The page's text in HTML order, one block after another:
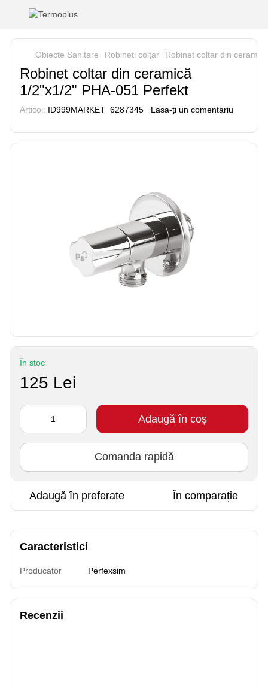
Obiecte Sanitare Robineti colțar Robinet coltar din
Robinet coltar din ceramică
1/2"x1/2" PHA-051 Perfekt
Articol: ID999MARKET_6287345 Lasa-ți un comentariu
În stoc
125 Lei
Adaugă în coș
Comanda rapidă
Adaugă în preferate În comparație
Caracteristici
Producator Perfexsim
Recenzii